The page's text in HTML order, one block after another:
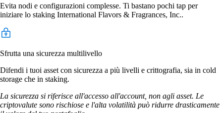
Evita nodi e configurazioni complesse. Ti bastano pochi tap per
iniziare lo staking International Flavors & Fragrances, Inc..
Sfrutta una sicurezza multilivello
Difendi i tuoi asset con sicurezza a più livelli e crittografia, sia in cold
storage che in staking.
La sicurezza si riferisce all'accesso all'account, non agli asset. Le
criptovalute sono rischiose e l'alta volatilità può ridurre drasticamente